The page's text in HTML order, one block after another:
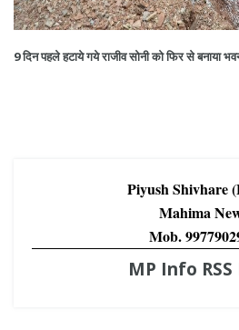
9 दिन पहले हटाये गये राजीव सोनी को फिर से बनाया
Piyush Shivhare
Mahima
Mob.
MP Info RSS